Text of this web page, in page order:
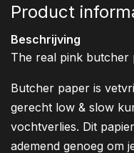
Product
Beschrijving
The real pink butcher
Butcher paper is
gerecht low & slow
vochtverlies. Dit
ademend genoeg om